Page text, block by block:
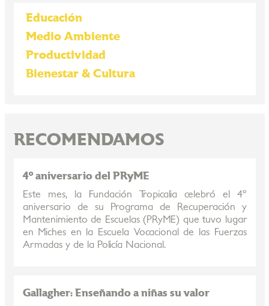
Educación
Medio Ambiente
Productividad
Bienestar & Cultura
RECOMENDAMOS
4º aniversario del PRyME
Este mes, la Fundación Tropicalia celebró el 4º
aniversario de su Programa de Recuperación y
Mantenimiento de Escuelas (PRyME) que tuvo lugar
en Miches en la Escuela Vocacional de las Fuerzas
Armadas y de la Policía Nacional.
Gallagher: Enseñando a niñas su valor